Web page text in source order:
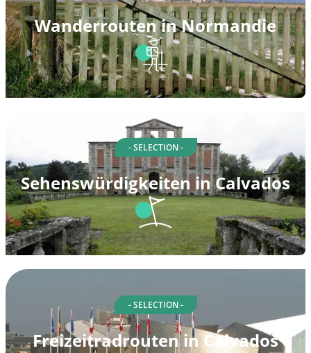
Wanderrouten in Normandie
- SELECTION -
Sehenswürdigkeiten in Calvados
- SELECTION -
Freizeitradrouten in Calvados